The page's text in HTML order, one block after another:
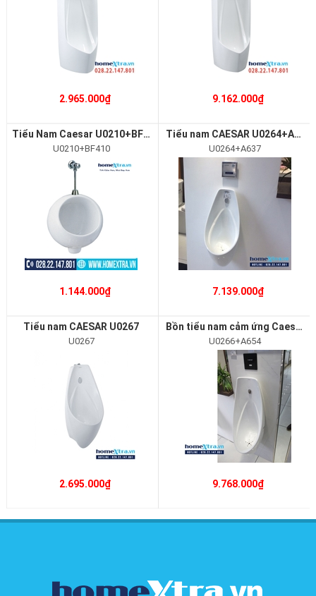
2.965.000₫ 9.162.000₫
Tiểu Nam Caesar U0210+BF410
U0210+BF410
1.144.000₫
Tiểu nam CAESAR U0264+A637
U0264+A637
7.139.000₫
Tiểu nam CAESAR U0267
U0267
2.695.000₫
Bồn tiểu nam cảm ứng Caesar U0266+A654
U0266+A654
9.768.000₫